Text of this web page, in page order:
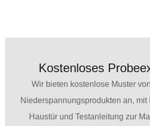
Kostenloses
Wir bieten kostenlose Muster
Niederspannungsprodukten an, mit
Haustür und Testanleitung zur